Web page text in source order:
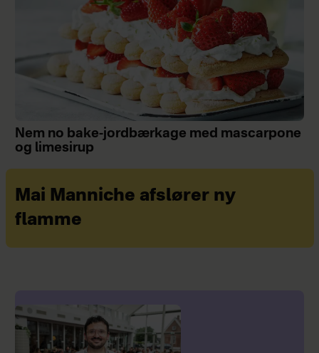
Nem no bake-jordbærkage med mascarpone
og limesirup
Mai Manniche afslører ny
flamme